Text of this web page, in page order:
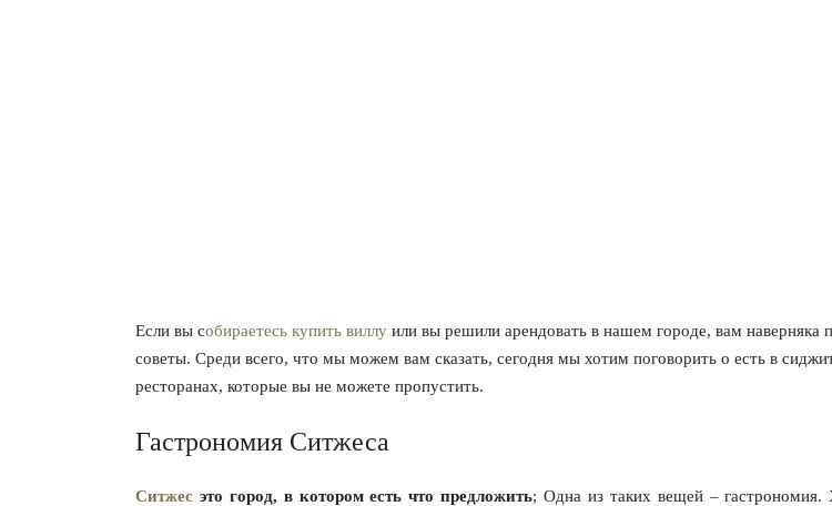
Если вы собираетесь купить виллу или вы решили арендовать в нашем городе, вам наверняка
советы. Среди всего, что мы можем вам сказать, сегодня мы хотим поговорить о есть в
ресторанах, которые вы не можете пропустить.
Гастрономия Ситжеса
Ситжес это город, в котором есть что предложить; Одна из таких вещей – гастрономия.